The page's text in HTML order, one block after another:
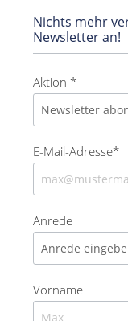
Nichts mehr
Newsletter an!
Aktion *
E-Mail-Adresse*
Anrede
Vorname